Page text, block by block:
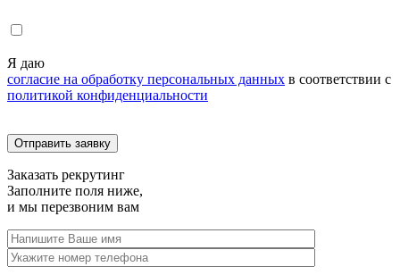
Я даю
согласие на обработку персональных данных в соответствии с
политикой конфиденциальности
Заказать рекрутинг
Заполните поля ниже,
и мы перезвоним вам